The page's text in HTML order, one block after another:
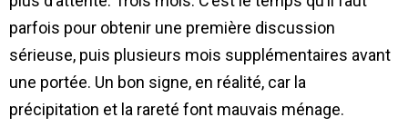
parfois pour obtenir une première discussion
sérieuse, puis plusieurs mois supplémentaires avant
une portée. Un bon signe, en réalité, car la
précipitation et la rareté font mauvais ménage.